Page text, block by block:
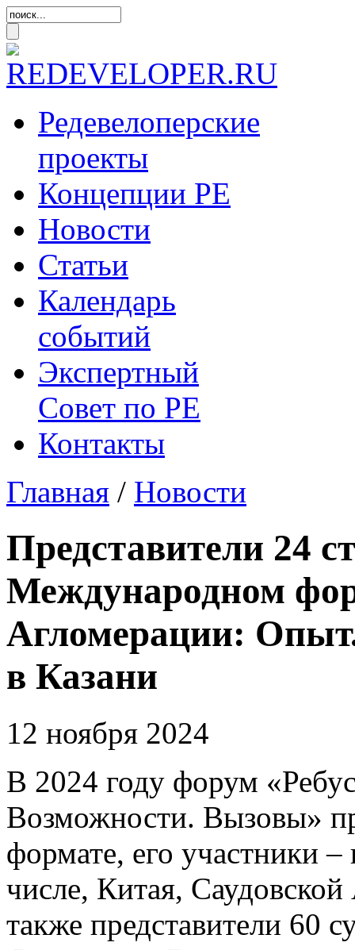
Редевелоперские
проекты
Концепции РЕ
Новости
Статьи
Календарь
событий
Экспертный
Совет по РЕ
Контакты
Главная / Новости
Представители 24
Международном
Агломерации:
в Казани
12 ноября 2024
В 2024 году форум
Возможности. Вызовы»
формате, его участники –
числе, Китая,
также представители 60